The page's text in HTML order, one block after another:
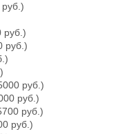
руб.)
руб.)
руб.)
руб.)
руб.)
руб.)